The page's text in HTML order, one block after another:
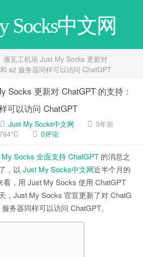
Socks中文网
搬瓦工机场 Just My Socks 更新对
s2 服务器同样可以访问 ChatGPT
Socks 更新对 ChatGPT 的支持：
可以访问 ChatGPT
Just My Socks中文网
3年前
0评论
Socks 全面支持 ChatGPT 的消息之
，以 Just My Socks中文网近半个月的
看，用 Just My Socks 使用 ChatGPT
，Just My Socks 官宣更新了对 ChatG
务器同样可以访问 ChatGPT。